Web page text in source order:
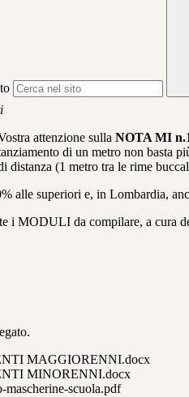
attenzione sulla NOTA MI
di un metro non basta
distanza (1 metro tra le rime
alle superiori e, in Lombardia,
i MODULI da compilare, a cura
MAGGIORENNI.docx
MINORENNI.docx
mascherine-scuola.pdf